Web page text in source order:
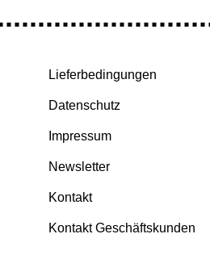
Lieferbedingungen
Datenschutz
Impressum
Newsletter
Kontakt
Kontakt Geschäftskunden